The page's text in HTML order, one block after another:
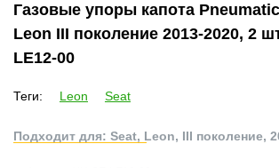
Газовые упоры капота
Leon III поколение 2013-2020, 2
LE12-00
Теги: Leon Seat
Подходит для: Seat, Leon, III поколение,